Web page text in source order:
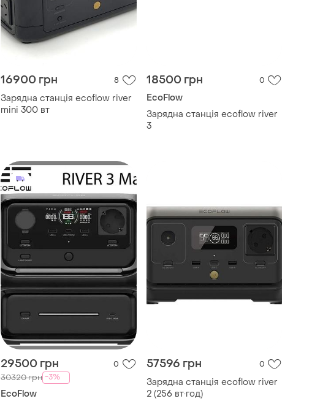
16900 грн 8
Зарядна станція ecoflow river
mini 300 вт
18500 грн 0
EcoFlow
Зарядна станція ecoflow river
3
29500 грн 0
30320 грн -3%
EcoFlow
57596 грн 0
Зарядна станція ecoflow river
2 (256 вт·год)